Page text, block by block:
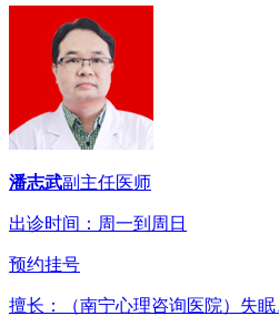
潘志武副主任医师
出诊时间：周一到周日
预约挂号
擅长：（南宁心理咨询医院）失